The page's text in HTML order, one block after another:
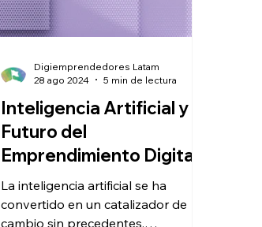
Inteligencia Artificial y el
Futuro del
Emprendimiento Digital
La inteligencia artificial se ha
convertido en un catalizador de
cambio sin precedentes,
Digiemprendedores Latam
28 ago 2024
5 min de lectura